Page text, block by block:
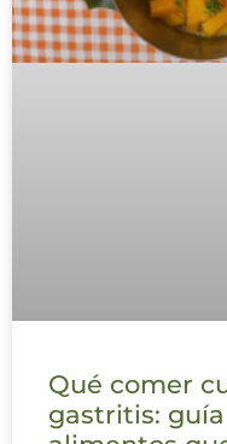
Qué comer
gastritis: